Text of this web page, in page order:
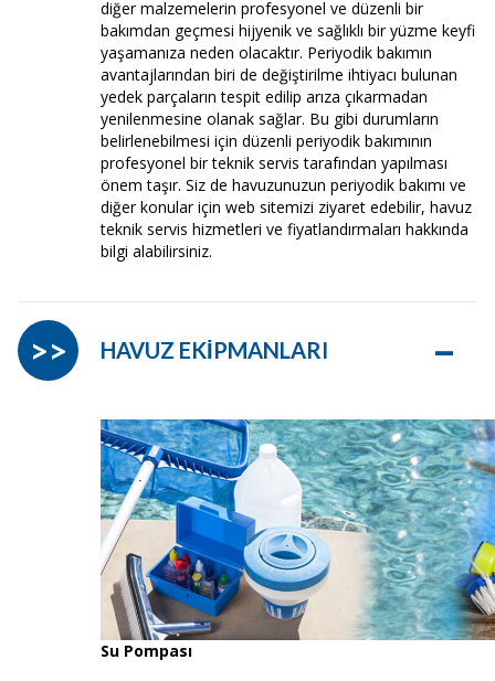
diğer malzemelerin profesyonel ve düzenli bir
bakımdan geçmesi hijyenik ve sağlıklı bir yüzme keyfi
yaşamanıza neden olacaktır. Periyodik bakımın
avantajlarından biri de değiştirilme ihtiyacı bulunan
yedek parçaların tespit edilip arıza çıkarmadan
yenilenmesine olanak sağlar. Bu gibi durumların
belirlenebilmesi için düzenli periyodik bakımının
profesyonel bir teknik servis tarafından yapılması
önem taşır. Siz de havuzunuzun periyodik bakımı ve
diğer konular için web sitemizi ziyaret edebilir, havuz
teknik servis hizmetleri ve fiyatlandırmaları hakkında
bilgi alabilirsiniz.
HAVUZ EKİPMANLARI –
>>
Su Pompası